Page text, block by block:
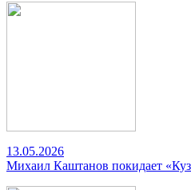
13.05.2026
Михаил Каштанов покидает